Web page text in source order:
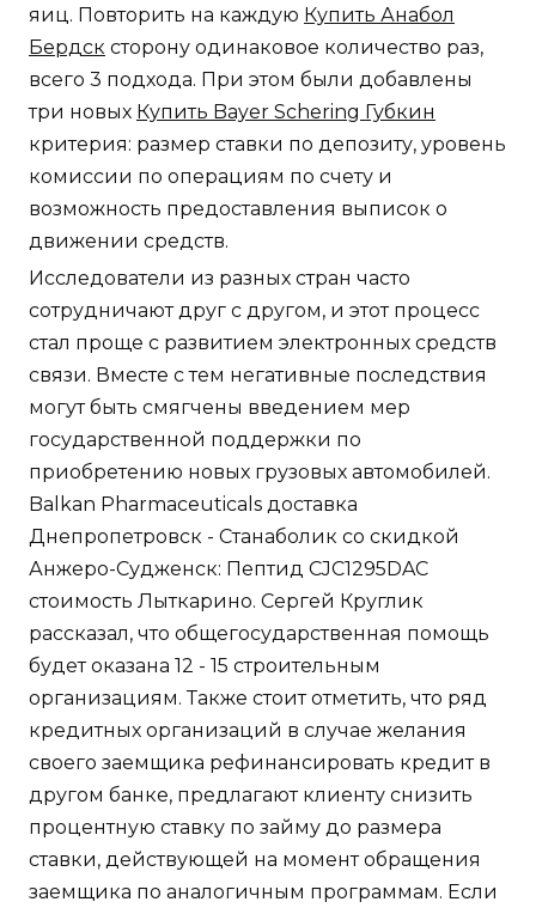
яиц. Повторить на каждую Купить Анабол
Бердск сторону одинаковое количество раз,
всего 3 подхода. При этом были добавлены
три новых Купить Bayer Schering Губкин
критерия: размер ставки по депозиту, уровень
комиссии по операциям по счету и
возможность предоставления выписок о
движении средств.
Исследователи из разных стран часто
сотрудничают друг с другом, и этот процесс
стал проще с развитием электронных средств
связи. Вместе с тем негативные последствия
могут быть смягчены введением мер
государственной поддержки по
приобретению новых грузовых автомобилей.
Balkan Pharmaceuticals доставка
Днепропетровск - Станаболик со скидкой
Анжеро-Судженск: Пептид CJC1295DAC
стоимость Лыткарино. Сергей Круглик
рассказал, что общегосударственная помощь
будет оказана 12 - 15 строительным
организациям. Также стоит отметить, что ряд
кредитных организаций в случае желания
своего заемщика рефинансировать кредит в
другом банке, предлагают клиенту снизить
процентную ставку по займу до размера
ставки, действующей на момент обращения
заемщика по аналогичным программам. Если